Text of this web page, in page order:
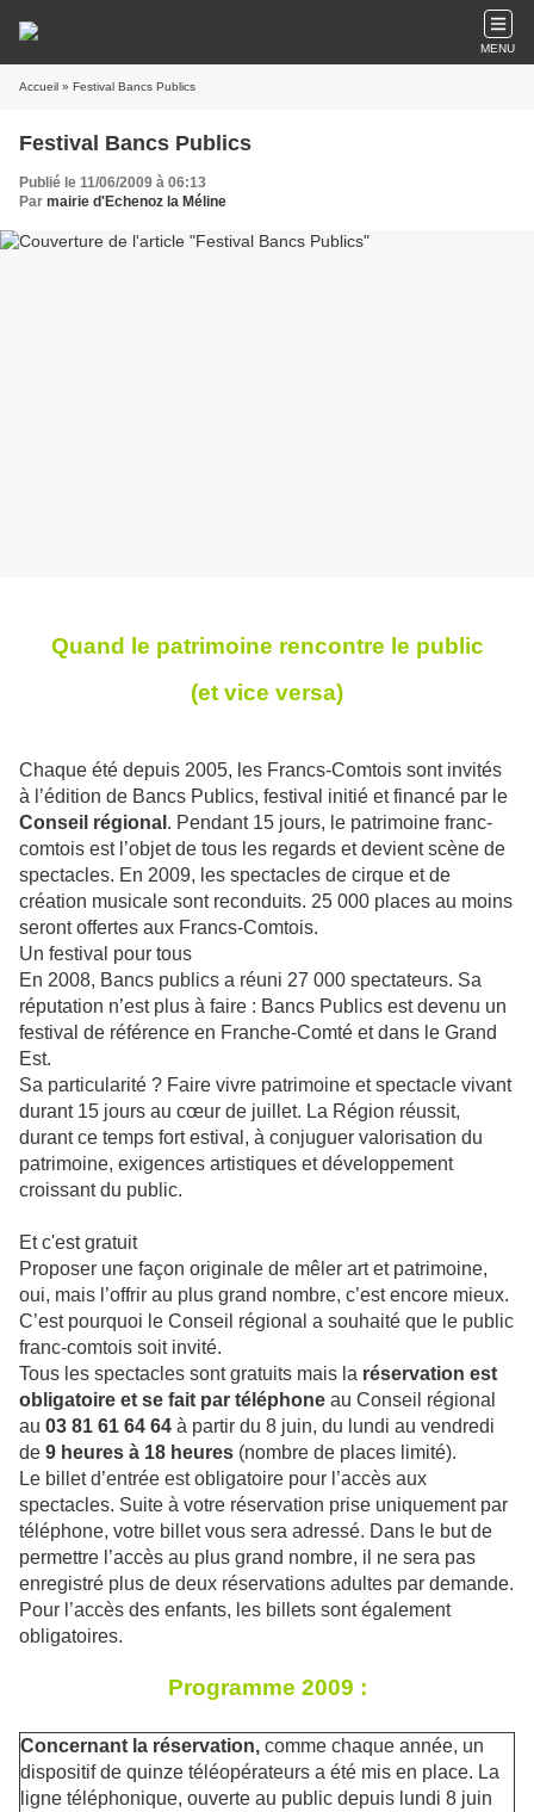
MENU
Accueil » Festival Bancs Publics
Festival Bancs Publics
Publié le 11/06/2009 à 06:13
Par mairie d'Echenoz la Méline
Quand le patrimoine rencontre le public
(et vice versa)
Chaque été depuis 2005, les Francs-Comtois sont invités
à l’édition de Bancs Publics, festival initié et financé par le
Conseil régional . Pendant 15 jours, le patrimoine franc-
comtois est l’objet de tous les regards et devient scène de
spectacles. En 2009, les spectacles de cirque et de
création musicale sont reconduits. 25 000 places au moins
seront offertes aux Francs-Comtois.
Un festival pour tous
En 2008, Bancs publics a réuni 27 000 spectateurs. Sa
réputation n’est plus à faire : Bancs Publics est devenu un
festival de référence en Franche-Comté et dans le Grand
Est.
Sa particularité ? Faire vivre patrimoine et spectacle vivant
durant 15 jours au cœur de juillet. La Région réussit,
durant ce temps fort estival, à conjuguer valorisation du
patrimoine, exigences artistiques et développement
croissant du public.
Et c'est gratuit
Proposer une façon originale de mêler art et patrimoine,
oui, mais l’offrir au plus grand nombre, c’est encore mieux.
C’est pourquoi le Conseil régional a souhaité que le public
franc-comtois soit invité.
Tous les spectacles sont gratuits mais la réservation est
obligatoire et se fait par téléphone au Conseil régional
au 03 81 61 64 64 à partir du 8 juin, du lundi au vendredi
de 9 heures à 18 heures (nombre de places limité).
Le billet d’entrée est obligatoire pour l’accès aux
spectacles. Suite à votre réservation prise uniquement par
téléphone, votre billet vous sera adressé. Dans le but de
permettre l’accès au plus grand nombre, il ne sera pas
enregistré plus de deux réservations adultes par demande.
Pour l’accès des enfants, les billets sont également
obligatoires.
Programme 2009 :
Concernant la réservation, comme chaque année, un
dispositif de quinze téléopérateurs a été mis en place. La
ligne téléphonique, ouverte au public depuis lundi 8 juin